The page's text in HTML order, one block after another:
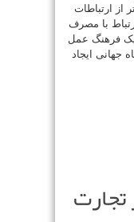
از ارتباطات
با مصرف
یک فرهنگ عمل
جهانی ایجاد